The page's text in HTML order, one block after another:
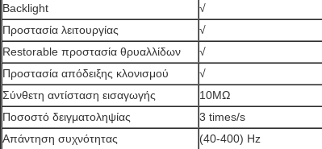
Backlight
√
Προστασία λειτουργίας
√
Restorable προστασία θρυαλλίδων
√
Προστασία απόδειξης κλονισμού
√
Σύνθετη αντίσταση εισαγωγής
10MΩ
Ποσοστό δειγματοληψίας
3 times/s
Απάντηση συχνότητας
(40-400) Hz